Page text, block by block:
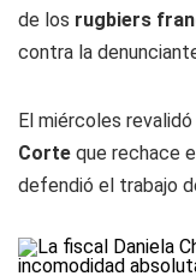
de los rugbiers
contra la
El miércoles
Corte que rechace
defendió el trabajo